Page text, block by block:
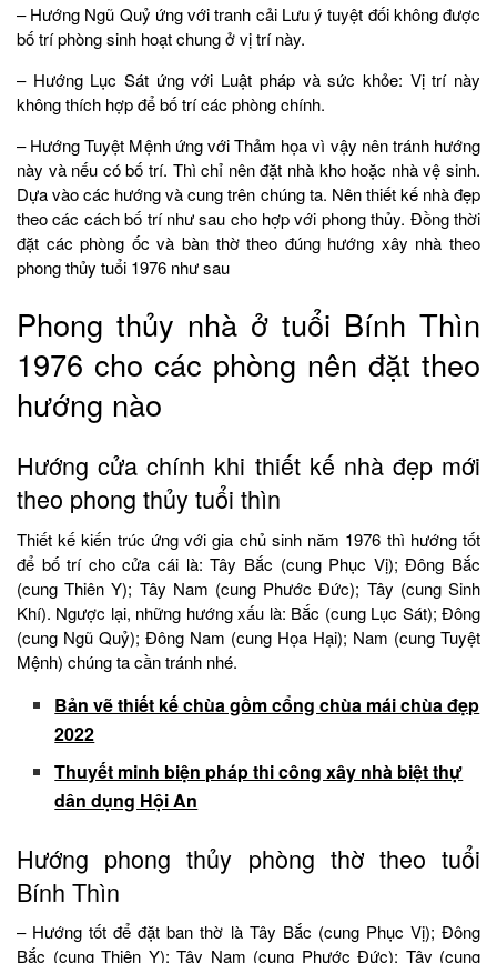
– Hướng Ngũ Quỷ ứng với tranh cải Lưu ý tuyệt đối không được
bố trí phòng sinh hoạt chung ở vị trí này.
– Hướng Lục Sát ứng với Luật pháp và sức khỏe: Vị trí này
không thích hợp để bố trí các phòng chính.
– Hướng Tuyệt Mệnh ứng với Thảm họa vì vậy nên tránh hướng
này và nếu có bố trí. Thì chỉ nên đặt nhà kho hoặc nhà vệ sinh.
Dựa vào các hướng và cung trên chúng ta. Nên thiết kế nhà đẹp
theo các cách bố trí như sau cho hợp với phong thủy. Đồng thời
đặt các phòng ốc và bàn thờ theo đúng hướng xây nhà theo
phong thủy tuổi 1976 như sau
Phong thủy nhà ở tuổi Bính Thìn
1976 cho các phòng nên đặt theo
hướng nào
Hướng cửa chính khi thiết kế nhà đẹp mới
theo phong thủy tuổi thìn
Thiết kế kiến trúc ứng với gia chủ sinh năm 1976 thì hướng tốt
để bố trí cho cửa cái là: Tây Bắc (cung Phục Vị); Đông Bắc
(cung Thiên Y); Tây Nam (cung Phước Đức); Tây (cung Sinh
Khí). Ngược lại, những hướng xấu là: Bắc (cung Lục Sát); Đông
(cung Ngũ Quỷ); Đông Nam (cung Họa Hại); Nam (cung Tuyệt
Mệnh) chúng ta cần tránh nhé.
Bản vẽ thiết kế chùa gồm cổng chùa mái chùa đẹp
2022
Thuyết minh biện pháp thi công xây nhà biệt thự
dân dụng Hội An
Hướng phong thủy phòng thờ theo tuổi
Bính Thìn
– Hướng tốt để đặt ban thờ là Tây Bắc (cung Phục Vị); Đông
Bắc (cung Thiên Y); Tây Nam (cung Phước Đức); Tây (cung